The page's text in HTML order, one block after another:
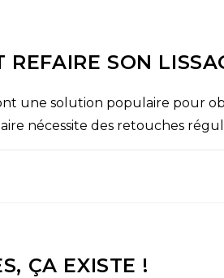
REFAIRE SON
une solution populaire pour
nécessite des retouches
ÇA EXISTE !